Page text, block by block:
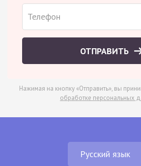
ОТПРАВИТЬ
Нажимая на кнопку «Отправить», вы
обработке персональных
Русский язык